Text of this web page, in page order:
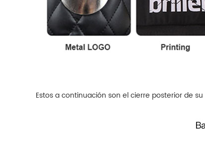
Estos a continuación son el cierre posterior de su